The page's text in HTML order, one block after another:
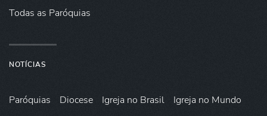
Todas as Paróquias
NOTÍCIAS
Paróquias Diocese Igreja no Brasil
Igreja no Mundo